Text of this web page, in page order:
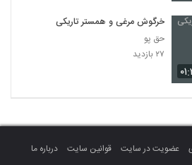
خرگوش مرغی و همستر تاریکی
حق پو
۲۷ بازدید
عضویت در سایت قوانین سایت
درباره ما